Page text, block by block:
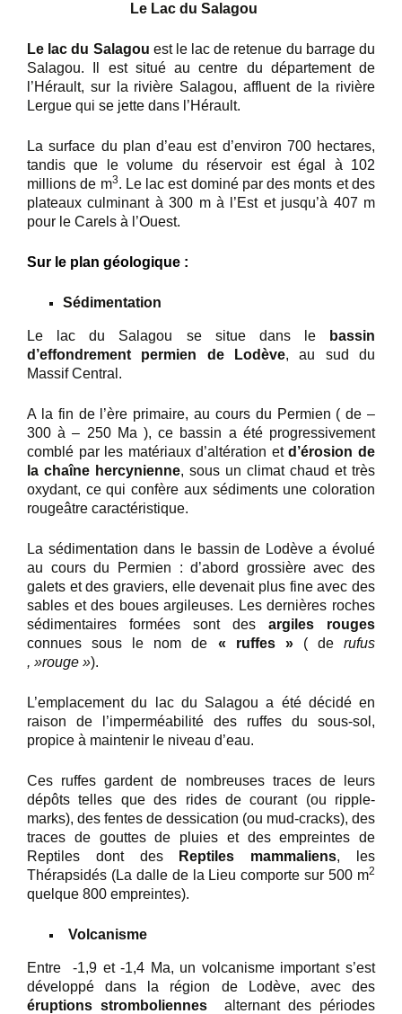
Le Lac du Salagou
Le lac du Salagou est le lac de retenue du barrage du
Salagou. Il est situé au centre du département de
l’Hérault, sur la rivière Salagou, affluent de la rivière
Lergue qui se jette dans l’Hérault.
La surface du plan d’eau est d’environ 700 hectares,
tandis que le volume du réservoir est égal à 102
millions de m3. Le lac est dominé par des monts et des
plateaux culminant à 300 m à l’Est et jusqu’à 407 m
pour le Carels à l’Ouest.
Sur le plan géologique :
Sédimentation
Le lac du Salagou se situe dans le
bassin
d’effondrement permien de Lodève, au sud du
Massif Central.
A la fin de l’ère primaire, au cours du Permien ( de –
300 à – 250 Ma ), ce bassin a été progressivement
comblé par les matériaux d’altération etd’érosion de
la chaîne hercynienne, sous un climat chaud et très
oxydant, ce qui confère aux sédiments une coloration
rougeâtre caractéristique.
La sédimentation dans le bassin de Lodève a évolué
au cours du Permien : d’abord grossière avec des
galets et des graviers, elle devenait plus fine avec des
sables et des boues argileuses. Les dernières roches
sédimentaires formées sont des argiles rouges
connues sous le nom de « ruffes »( derufus
, »rouge »).
L’emplacement du lac du Salagou a été décidé en
raison de l’imperméabilité des ruffes du sous-sol,
propice à maintenir le niveau d’eau.
Ces ruffes gardent de nombreuses traces de leurs
dépôts telles que des rides de courant (ou ripple-
marks), des fentes de dessication (ou mud-cracks), des
traces de gouttes de pluies et des empreintes de
Reptiles dont des
Reptiles mammaliens, les
Thérapsidés (La dalle de la Lieu comporte sur 500 m2
quelque 800 empreintes).
Volcanisme
Entre -1,9 et -1,4 Ma, un volcanisme important s’est
développé dans la région de Lodève, avec des
éruptions stromboliennes
alternant des périodes